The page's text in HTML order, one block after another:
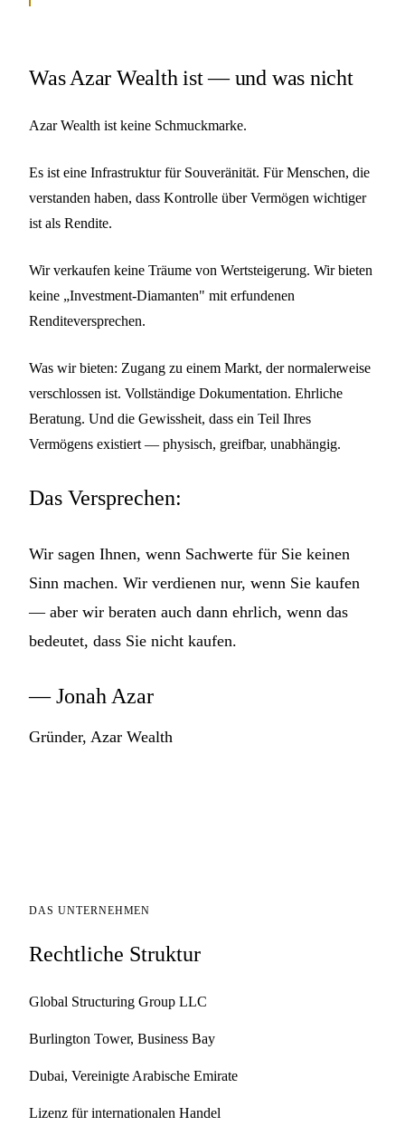
Was Azar Wealth ist — und was nicht
Azar Wealth ist keine Schmuckmarke.
Es ist eine Infrastruktur für Souveränität. Für Menschen, die
verstanden haben, dass Kontrolle über Vermögen wichtiger
ist als Rendite.
Wir verkaufen keine Träume von Wertsteigerung. Wir bieten
keine „Investment-Diamanten" mit erfundenen
Renditeversprechen.
Was wir bieten: Zugang zu einem Markt, der normalerweise
verschlossen ist. Vollständige Dokumentation. Ehrliche
Beratung. Und die Gewissheit, dass ein Teil Ihres
Vermögens existiert — physisch, greifbar, unabhängig.
Das Versprechen:
Wir sagen Ihnen, wenn Sachwerte für Sie keinen
Sinn machen. Wir verdienen nur, wenn Sie kaufen
— aber wir beraten auch dann ehrlich, wenn das
bedeutet, dass Sie nicht kaufen.
— Jonah Azar
Gründer, Azar Wealth
DAS UNTERNEHMEN
Rechtliche Struktur
Global Structuring Group LLC
Burlington Tower, Business Bay
Dubai, Vereinigte Arabische Emirate
Lizenz für internationalen Handel